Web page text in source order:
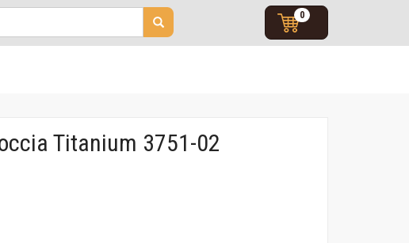
0
Titanium 3751-02